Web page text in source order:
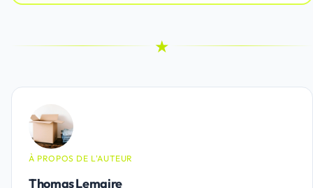
★
À PROPOS DE L'AUTEUR
Thomas Lemaire